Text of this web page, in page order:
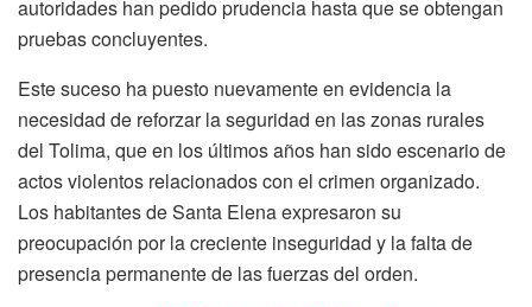
autoridades han pedido prudencia hasta que se obtengan
pruebas concluyentes.
Este suceso ha puesto nuevamente en evidencia la
necesidad de reforzar la seguridad en las zonas rurales
del Tolima, que en los últimos años han sido escenario de
actos violentos relacionados con el crimen organizado.
Los habitantes de Santa Elena expresaron su
preocupación por la creciente inseguridad y la falta de
presencia permanente de las fuerzas del orden.